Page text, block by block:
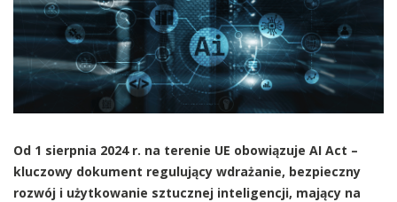
Od 1 sierpnia 2024 r. na terenie UE obowiązuje AI Act –
kluczowy dokument regulujący wdrażanie, bezpieczny
rozwój i użytkowanie sztucznej inteligencji, mający na